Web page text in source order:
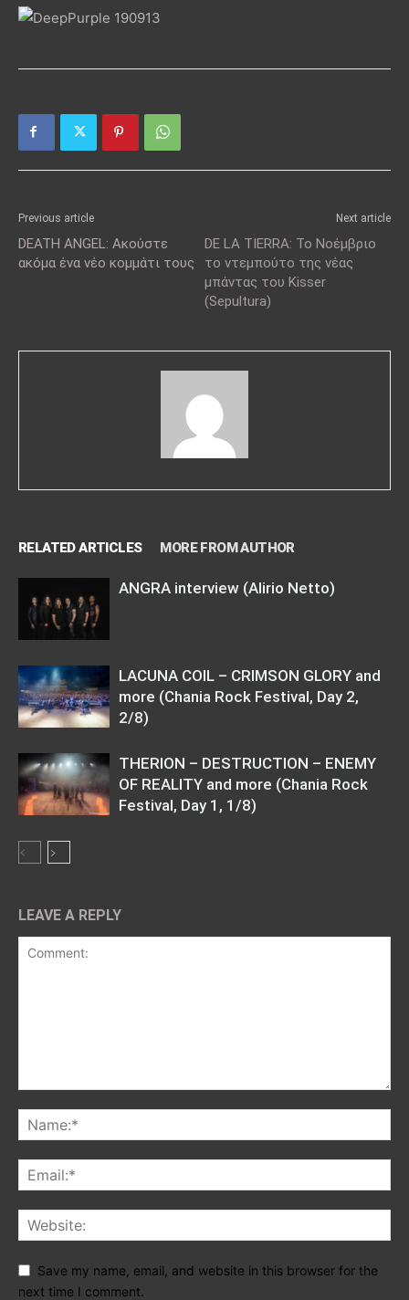
Previous article
DEATH ANGEL: Ακούστε
ακόμα ένα νέο κομμάτι τους
Next article
DE LA TIERRA: Το Νοέμβριο
το ντεμπούτο της νέας
μπάντας του Kisser
(Sepultura)
RELATED ARTICLES MORE FROM AUTHOR
ANGRA interview (Alirio Netto)
LACUNA COIL – CRIMSON GLORY and
more (Chania Rock Festival, Day 2,
2/8)
THERION – DESTRUCTION – ENEMY
OF REALITY and more (Chania Rock
Festival, Day 1, 1/8)
LEAVE A REPLY
Save my name, email, and website in this browser for the
next time I comment.